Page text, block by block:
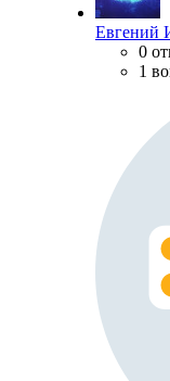
Евгений
0
1